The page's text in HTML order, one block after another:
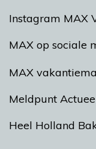
Instagram MAX
MAX op sociale
MAX
Meldpunt
Heel Holland